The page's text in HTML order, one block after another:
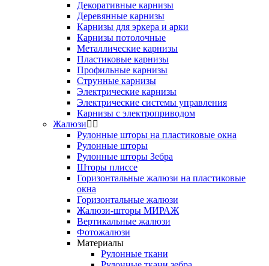
Декоративные карнизы
Деревянные карнизы
Карнизы для эркера и арки
Карнизы потолочные
Металлические карнизы
Пластиковые карнизы
Профильные карнизы
Струнные карнизы
Электрические карнизы
Электрические системы управления
Карнизы с электроприводом
Жалюзи
Рулонные шторы на пластиковые окна
Рулонные шторы
Рулонные шторы Зебра
Шторы плиссе
Горизонтальные жалюзи на пластиковые
окна
Горизонтальные жалюзи
Жалюзи-шторы МИРАЖ
Вертикальные жалюзи
Фотожалюзи
Материалы
Рулонные ткани